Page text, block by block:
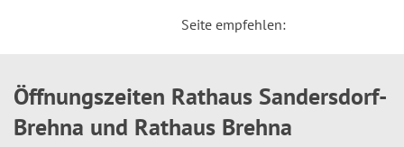
Seite empfehlen:
Öffnungszeiten Rathaus Sandersdorf-
Brehna und Rathaus Brehna